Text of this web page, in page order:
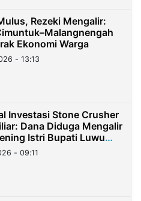
Rezeki Mengalir:
Ekonomi Warga
- 13:13
Investasi Stone Crusher
Dana Diduga Mengalir
Istri Bupati Luwu
- 09:11